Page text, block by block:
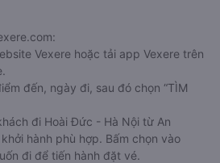
Vexere hoặc tải app Vexere trên
đến, ngày đi, sau đó chọn “TÌM
đi Hoài Đức - Hà Nội từ An
hành phù hợp. Bấm chọn vào
đi để tiến hành đặt vé.